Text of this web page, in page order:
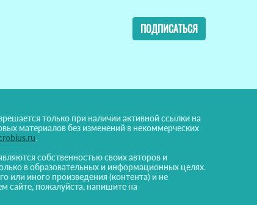
ПОДПИСАТЬСЯ
только при наличии активной ссылки на
материалов без изменений в некоммерческих
.
собственностью своих авторов и
в образовательных и информационных целях.
или иного произведения (контента) и не
сайте, пожалуйста, напишите на